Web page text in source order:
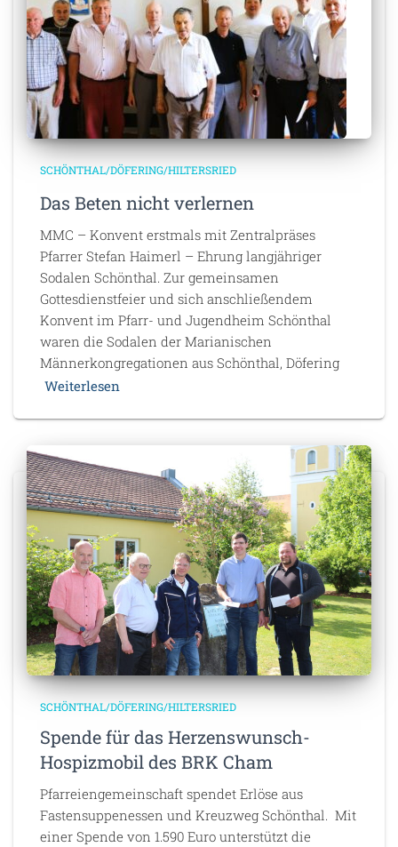
SCHÖNTHAL/DÖFERING/HILTERSRIED
Das Beten nicht verlernen
MMC – Konvent erstmals mit Zentralpräses
Pfarrer Stefan Haimerl – Ehrung langjähriger
Sodalen Schönthal. Zur gemeinsamen
Gottesdienstfeier und sich anschließendem
Konvent im Pfarr- und Jugendheim Schönthal
waren die Sodalen der Marianischen
Männerkongregationen aus Schönthal, Döfering
Weiterlesen
SCHÖNTHAL/DÖFERING/HILTERSRIED
Spende für das Herzenswunsch-
Hospizmobil des BRK Cham
Pfarreiengemeinschaft spendet Erlöse aus
Fastensuppenessen und Kreuzweg Schönthal. Mit
einer Spende von 1.590 Euro unterstützt die